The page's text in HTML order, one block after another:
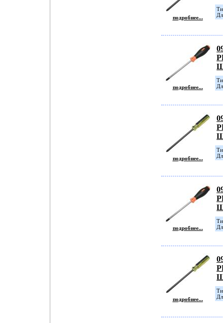
подробнее...
подробнее...
подробнее...
подробнее...
подробнее...